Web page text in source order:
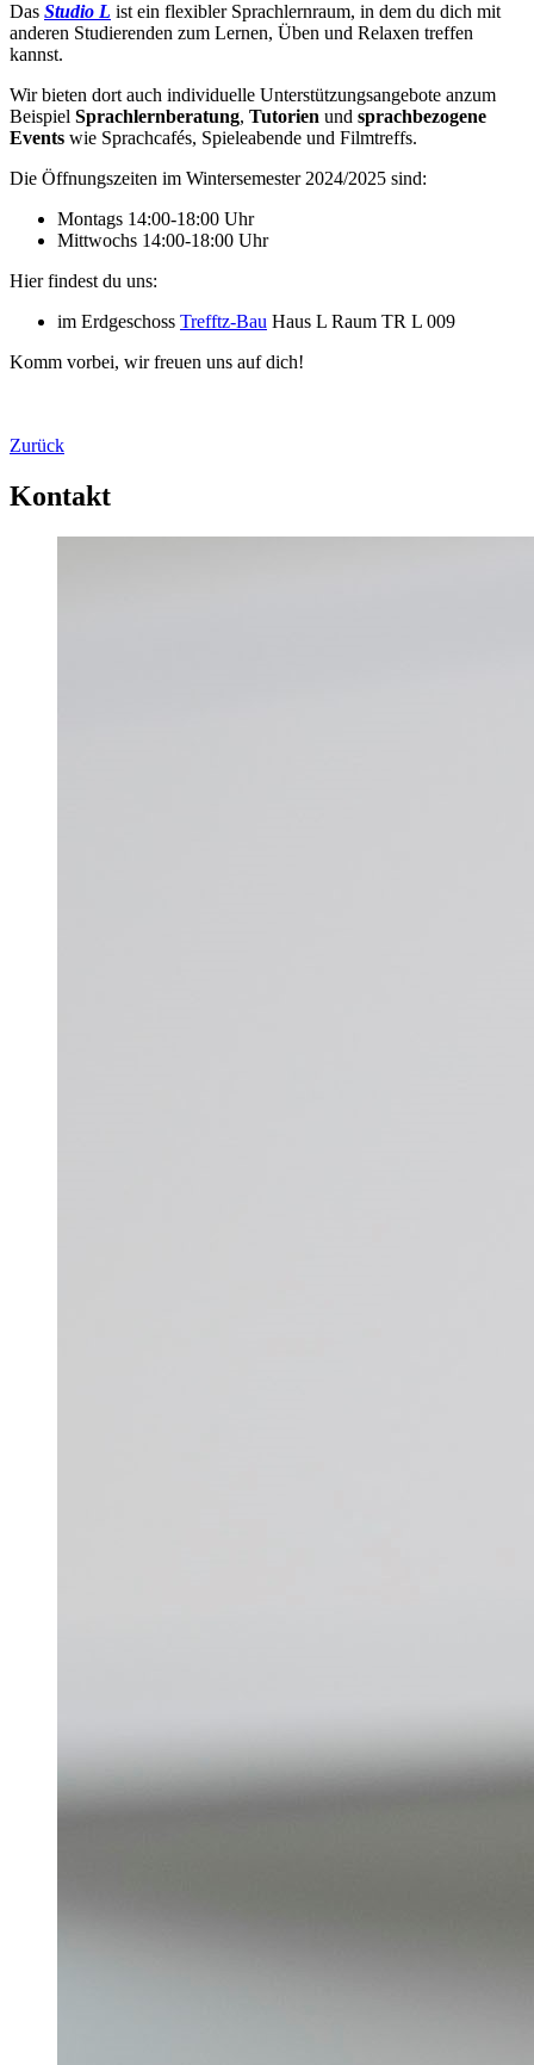
Das Studio L ist ein flexibler Sprachlernraum, in dem du dich mit
anderen Studierenden zum Lernen, Üben und Relaxen treffen
kannst.
Wir bieten dort auch individuelle Unterstützungsangebote anzum
Beispiel Sprachlernberatung, Tutorien und sprachbezogene
Events wie Sprachcafés, Spieleabende und Filmtreffs.
Die Öffnungszeiten im Wintersemester 2024/2025 sind:
Montags 14:00-18:00 Uhr
Mittwochs 14:00-18:00 Uhr
Hier findest du uns:
im Erdgeschoss Trefftz-Bau Haus L Raum TR L 009
Komm vorbei, wir freuen uns auf dich!
Zurück
Kontakt